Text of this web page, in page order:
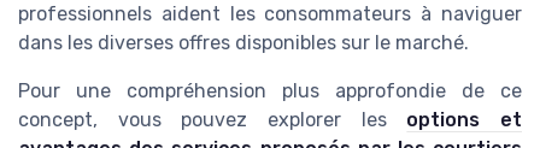
professionnels aident les consommateurs à naviguer
dans les diverses offres disponibles sur le marché.
Pour une compréhension plus approfondie de ce
concept, vous pouvez explorer les options et